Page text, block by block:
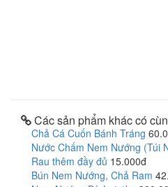
Các sản phẩm khác có
Chả Cá Cuốn Bánh Tráng
Nước Chấm Nem Nướng (Túi
Rau thêm đầy đủ 15.000đ
Bún Nem Nướng, Chả Ram